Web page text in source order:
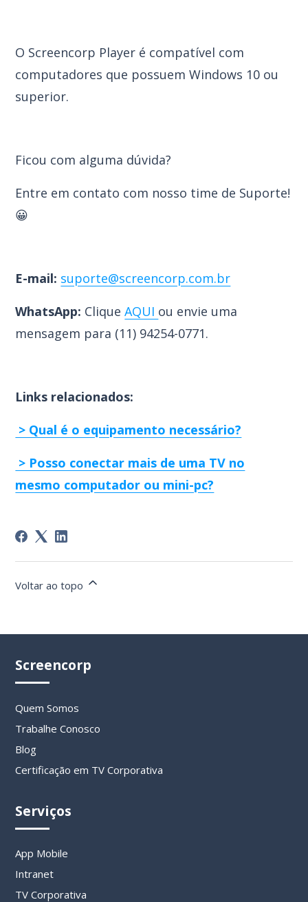
O Screencorp Player é compatível com
computadores que possuem Windows 10 ou
superior.
Ficou com alguma dúvida?
Entre em contato com nosso time de Suporte!
😀
E-mail: suporte@screencorp.com.br
WhatsApp: CliqueAQUI ou envie uma
mensagem para (11) 94254-0771.
Links relacionados:
> Qual é o equipamento necessário?
> Posso conectar mais de uma TV no
mesmo computador ou mini-pc?
Voltar ao topo
Screencorp
Quem Somos
Trabalhe Conosco
Blog
Certificação em TV Corporativa
Serviços
App Mobile
Intranet
TV Corporativa